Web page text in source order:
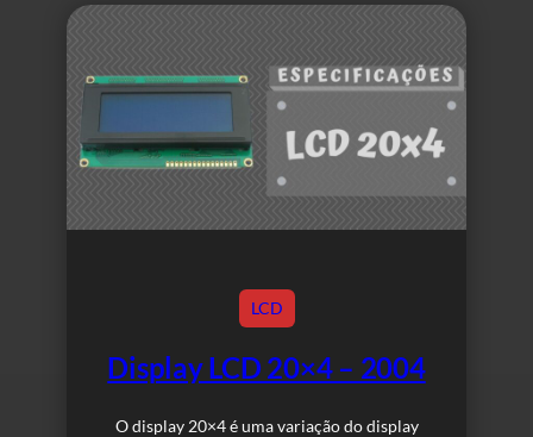
LCD
Display LCD 20×4 – 2004
O display 20×4 é uma variação do display